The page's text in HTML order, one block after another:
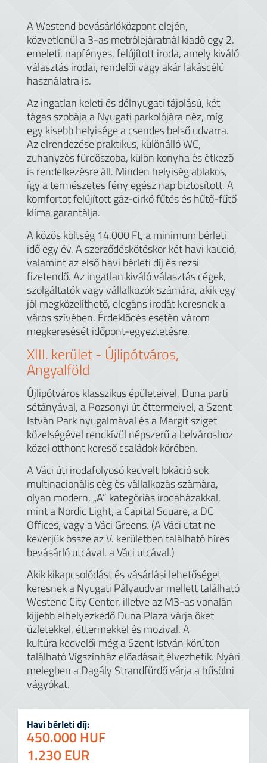
A Westend bevásárlóközpont elején,
közvetlenül a 3-as metrólejáratnál kiadó egy 2.
emeleti, napfényes, felújított iroda, amely kiváló
választás irodai, rendelői vagy akár lakáscélú
használatra is.
Az ingatlan keleti és délnyugati tájolású, két
tágas szobája a Nyugati parkolójára néz, míg
egy kisebb helyisége a csendes belső udvarra.
Az elrendezése praktikus, különálló WC,
zuhanyzós fürdőszoba, külön konyha és étkező
is rendelkezésre áll. Minden helyiség ablakos,
így a természetes fény egész nap biztosított. A
komfortot felújított gáz-cirkó fűtés és hűtő-fűtő
klíma garantálja.
A közös költség 14.000 Ft, a minimum bérleti
idő egy év. A szerződéskötéskor két havi kaució,
valamint az első havi bérleti díj és rezsi
fizetendő. Az ingatlan kiváló választás cégek,
szolgáltatók vagy vállalkozók számára, akik egy
jól megközelíthető, elegáns irodát keresnek a
város szívében. Érdeklődés esetén várom
megkeresését időpont-egyeztetésre.
XIII.kerület - Újlipótváros,
Angyalföld
Újlipótváros klasszikus épületeivel, Duna parti
sétányával, a Pozsonyi út éttermeivel, a Szent
István Park nyugalmával és a Margit sziget
közelségével rendkívül népszerű a belvároshoz
közel otthont kereső családok körében.
A Váci úti irodafolyosó kedvelt lokáció sok
multinacionális cég és vállalkozás számára,
olyan modern, „A” kategóriás irodaházakkal,
mint a Nordic Light, a Capital Square, a DC
Offices, vagy a Váci Greens. (A Váci utat ne
keverjük össze az V. kerületben található híres
bevásárló utcával, a Váci utcával.)
Akik kikapcsolódást és vásárlási lehetőséget
keresnek a Nyugati Pályaudvar mellett található
Westend City Center, illetve az M3-as vonalán
kijjebb elhelyezkedő Duna Plaza várja őket
üzletekkel, éttermekkel és mozival. A
kultúra kedvelői még a Szent István körúton
található Vígszínház előadásait élvezhetik. Nyári
melegben a Dagály Strandfürdő várja a hűsölni
vágyókat.
Havi bérleti díj:
450.000 HUF
1.230 EUR